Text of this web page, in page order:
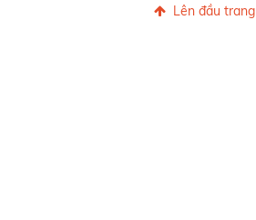
Lên đầu trang